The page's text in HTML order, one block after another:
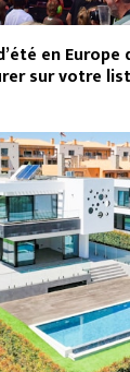
en Europe
sur votre